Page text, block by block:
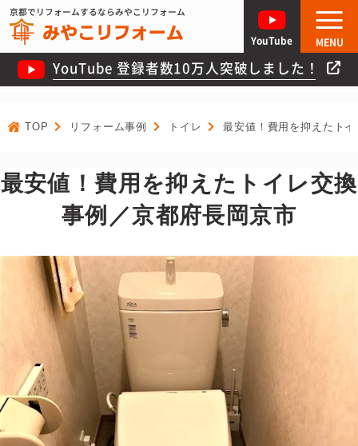
京都でリフォームするならみやこリフォーム
YouTube 登録者数10万人突破しました！
YouTube MENU
TOP リフォーム事例 トイレ 最安値！費用を抑えたト
最安値！費用を抑えたトイレ交換
事例／京都府長岡京市